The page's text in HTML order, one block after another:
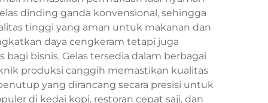
dinding ganda konvensional, sehingga
tinggi yang aman untuk makanan dan
daya cengkeram tetapi juga
bisnis. Gelas tersedia dalam berbagai
produksi canggih memastikan kualitas
yang dirancang secara presisi untuk
di kedai kopi, restoran cepat saji, dan